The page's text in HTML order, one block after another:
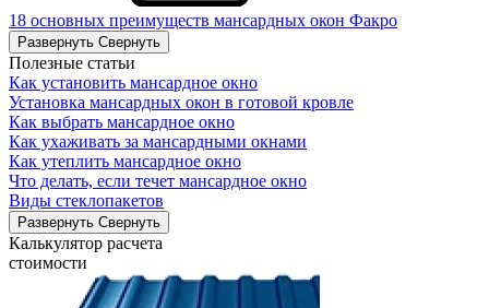
18 основных преимуществ мансардных окон Факро
Развернуть Свернуть
Полезные статьи
Как установить мансардное окно
Установка мансардных окон в готовой кровле
Как выбрать мансардное окно
Как ухаживать за мансардными окнами
Как утеплить мансардное окно
Что делать, если течет мансардное окно
Виды стеклопакетов
Развернуть Свернуть
Калькулятор расчета
стоимости